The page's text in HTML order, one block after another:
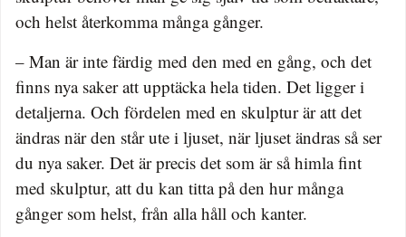
och helst återkomma många gånger.
– Man är inte färdig med den med en gång, och det
finns nya saker att upptäcka hela tiden. Det ligger i
detaljerna. Och fördelen med en skulptur är att det
ändras när den står ute i ljuset, när ljuset ändras så ser
du nya saker. Det är precis det som är så himla fint
med skulptur, att du kan titta på den hur många
gånger som helst, från alla håll och kanter.